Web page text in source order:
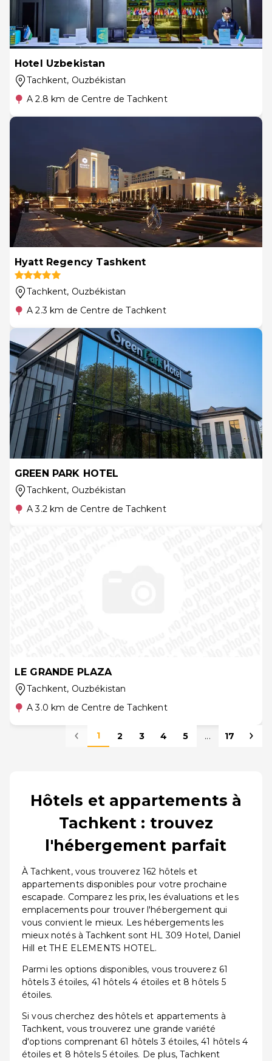
Hotel Uzbekistan
Tachkent, Ouzbékistan
A 2.8 km de Centre de Tachkent
Hyatt Regency Tashkent
Tachkent, Ouzbékistan
A 2.3 km de Centre de Tachkent
GREEN PARK HOTEL
Tachkent, Ouzbékistan
A 3.2 km de Centre de Tachkent
LE GRANDE PLAZA
Tachkent, Ouzbékistan
A 3.0 km de Centre de Tachkent
1 2 3 4 5 ... 17
Hôtels et appartements à
Tachkent : trouvez
l'hébergement parfait
À Tachkent, vous trouverez 162 hôtels et
appartements disponibles pour votre prochaine
escapade. Comparez les prix, les évaluations et les
emplacements pour trouver l'hébergement qui
vous convient le mieux. Les hébergements les
mieux notés à Tachkent sont HL 309 Hotel, Daniel
Hill et THE ELEMENTS HOTEL.
Parmi les options disponibles, vous trouverez 61
hôtels 3 étoiles, 41 hôtels 4 étoiles et 8 hôtels 5
étoiles.
Si vous cherchez des hôtels et appartements à
Tachkent, vous trouverez une grande variété
d'options comprenant 61 hôtels 3 étoiles, 41 hôtels 4
étoiles et 8 hôtels 5 étoiles. De plus, Tachkent